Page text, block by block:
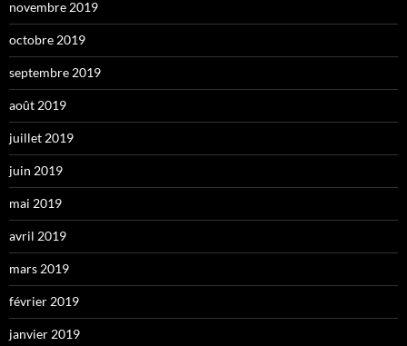
novembre 2019
octobre 2019
septembre 2019
août 2019
juillet 2019
juin 2019
mai 2019
avril 2019
mars 2019
février 2019
janvier 2019